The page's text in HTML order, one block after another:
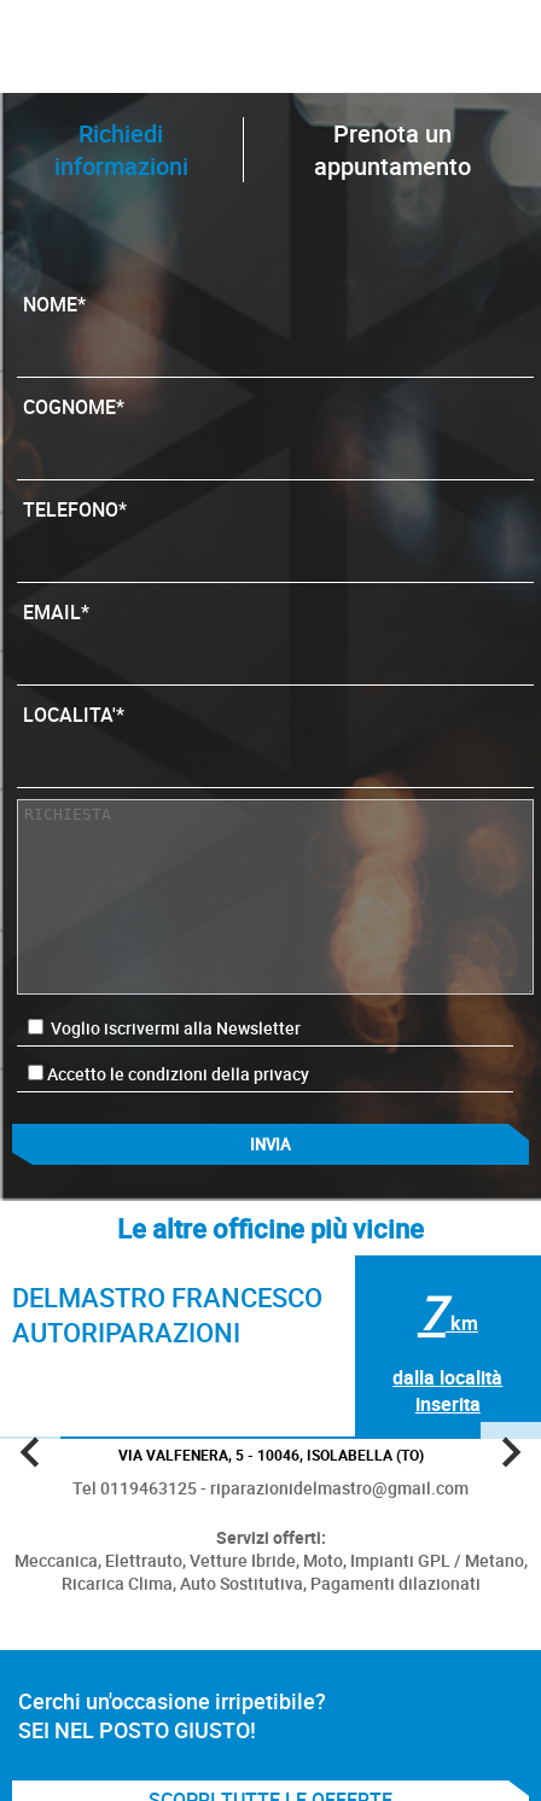
Richiedi
informazioni
Prenota un
appuntamento
NOME*
COGNOME*
TELEFONO*
EMAIL*
LOCALITA'*
Voglio iscrivermi alla Newsletter
Accetto le condizioni della privacy
Le altre officine più vicine
DELMASTRO FRANCESCO
AUTORIPARAZIONI
7km
dalla località
inserita
VIA VALFENERA, 5 - 10046, ISOLABELLA (TO)
Tel 0119463125 - riparazionidelmastro@gmail.com
Servizi offerti:
Meccanica, Elettrauto,Vetture Ibride, Moto, Impianti GPL / Metano,
Ricarica Clima,Auto Sostitutiva, Pagamenti dilazionati
Cerchi un'occasione irripetibile?
SEI NEL POSTO GIUSTO!